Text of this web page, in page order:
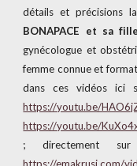
détails et précisions
BONAPACE et sa
gynécologue et
femme connue et
dans ces vidéos ici
https://youtu.be/
https://youtu.be/
; directement